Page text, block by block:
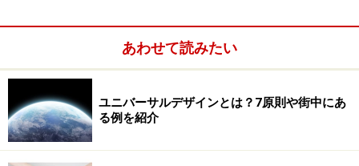
会システムを変え、「よい社会」作ることを目指してい
るのが社会起業家です。
NPOのような企業をめざす
社会起業家に関してのよくある疑問に
あわせて読みたい
ユニバーサルデザインとは？7原則や街中にあ
る例を紹介